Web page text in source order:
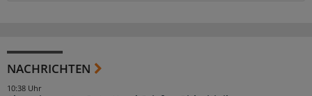
NACHRICHTEN
10:38 Uhr